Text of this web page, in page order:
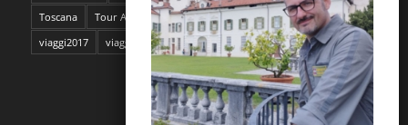
Toscana
Tour Abruzzo tour Giappone viaggi
viaggi2016
viaggi2017
viaggi da film